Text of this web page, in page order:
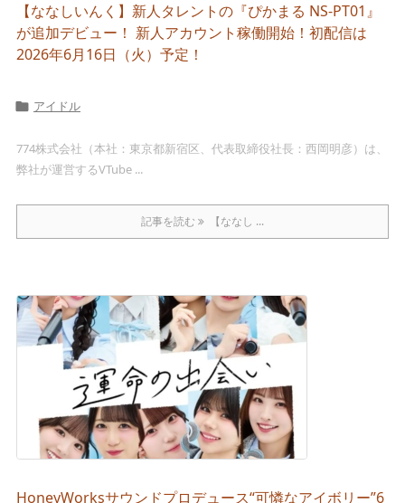
【ななしいんく】新人タレントの『ぴかまる NS-PT01』
が追加デビュー！ 新人アカウント稼働開始！初配信は
2026年6月16日（火）予定！
 アイドル
774株式会社（本社：東京都新宿区、代表取締役社長：西岡明彦）は、
弊社が運営するVTube ...
記事を読む 【ななし ...
HoneyWorksサウンドプロデュース“可憐なアイボリー”6